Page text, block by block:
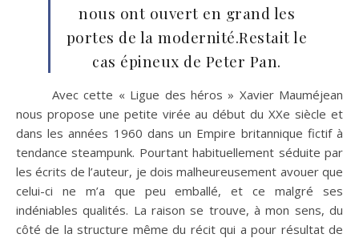
nous ont ouvert en grand les
portes de la modernité.Restait le
cas épineux de Peter Pan.
Avec cette « Ligue des héros » Xavier Mauméjean
nous propose une petite virée au début du XXe siècle et
dans les années 1960 dans un Empire britannique fictif à
tendance steampunk. Pourtant habituellement séduite par
les écrits de l’auteur, je dois malheureusement avouer que
celui-ci ne m’a que peu emballé, et ce malgré ses
indéniables qualités. La raison se trouve, à mon sens, du
côté de la structure même du récit qui a pour résultat de